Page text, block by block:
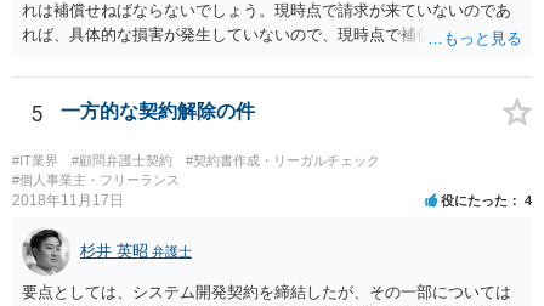
れは補償せねばならないでしょう。現時点で請求が来ていないのであ
れば、具体的な損害が発生していないので、現時点で補償の必要はあ
補償し、その補償分を損害として外注先に賠償請求することになるで
しょう。
5 一方的な契約解除の件
#IT業界 #顧問弁護士契約
#契約書作成・リーガルチェック
#個人事業主・フリーランス
2018年11月17日 役にたった 4
杉井 英昭 弁護士
要点としては、システム開発契約を締結したが、その一部については